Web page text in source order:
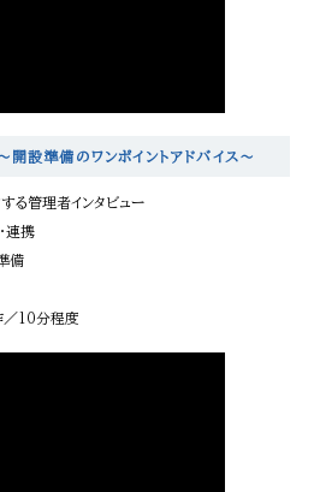
開設準備のワンポイントアドバイス～
る管理者インタビュー
連携
備
10分程度